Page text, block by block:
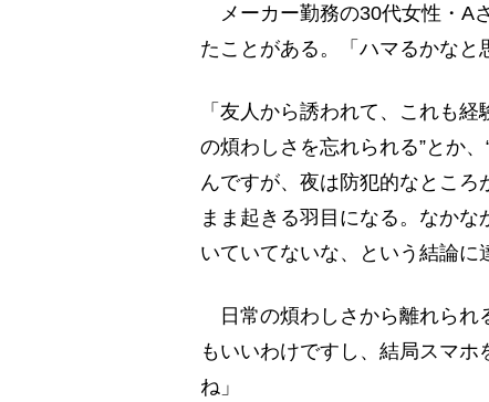
メーカー勤務の30代女性・A
たことがある。「ハマるかなと
「友人から誘われて、これも
の煩わしさを忘れられる”とか
んですが、夜は防犯的なとこ
まま起きる羽目になる。なか
いていてないな、という結論に
日常の煩わしさから離れられ
もいいわけですし、結局スマ
ね」